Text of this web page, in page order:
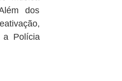
dos
a Polícia